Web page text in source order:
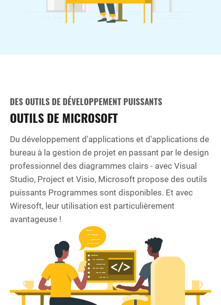
DES OUTILS DE DÉVELOPPEMENT PUISSANTS
OUTILS DE MICROSOFT
Du développement d'applications et d'applications de
bureau à la gestion de projet en passant par le design
professionnel des diagrammes clairs - avec Visual
Studio, Project et Visio, Microsoft propose des outils
puissants Programmes sont disponibles. Et avec
Wiresoft, leur utilisation est particulièrement
avantageuse !